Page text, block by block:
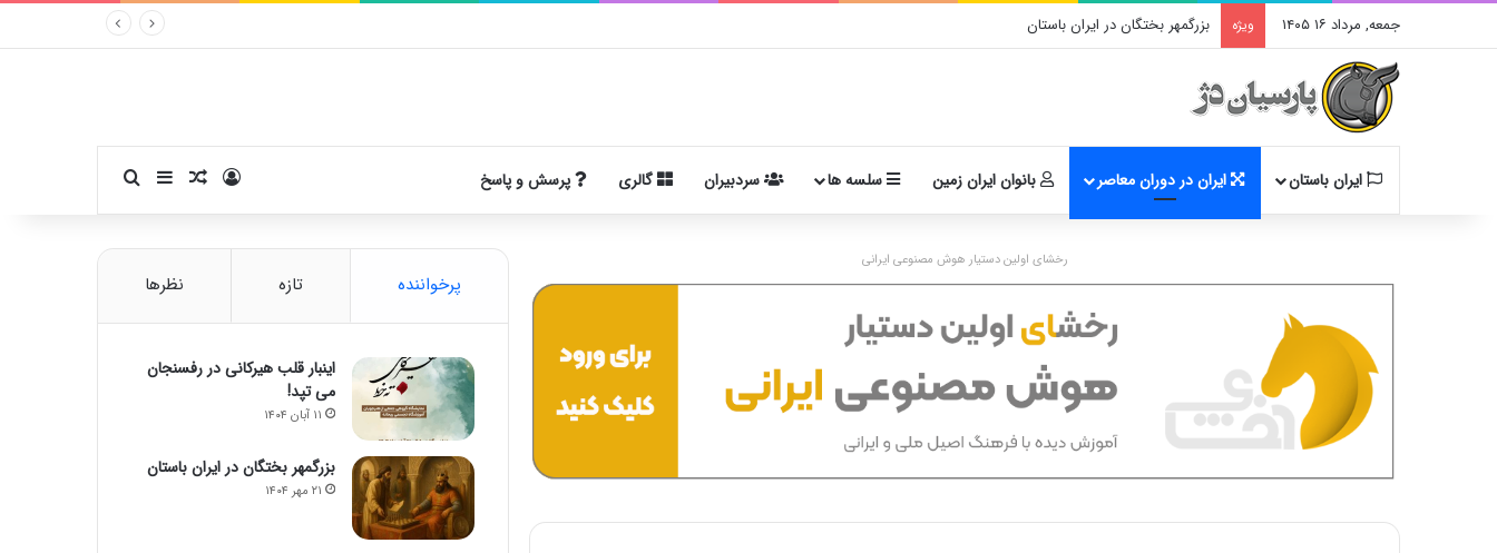
جمعه, مرداد ۱۶ ۱۴۰۵ ویژه بزرگمهر بختگان در ایران باستان
ایران باستان ایران در دوران معاصر بانوان ایران زمین سلسه ها سردبیران گالری پرسش و پاسخ ورودنوشته تصادفی
سایدبارجستجو برای
رخشای اولین دستیار هوش مصنوعی ایرانی
پرخواننده تازه نظرها
اینبار قلب هیرکانی در رفسنجان
می تپد!
۱۱ آبان ۱۴۰۴
بزرگمهر بختگان در ایران باستان
۲۱ مهر ۱۴۰۴